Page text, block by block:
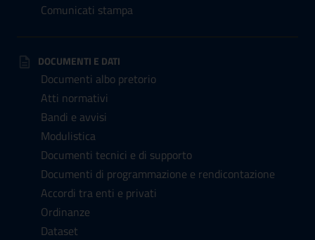
Comunicati stampa
DOCUMENTI E DATI
Documenti albo pretorio
Atti normativi
Bandi e avvisi
Modulistica
Documenti tecnici e di supporto
Documenti di programmazione e rendicontazione
Accordi tra enti e privati
Ordinanze
Dataset